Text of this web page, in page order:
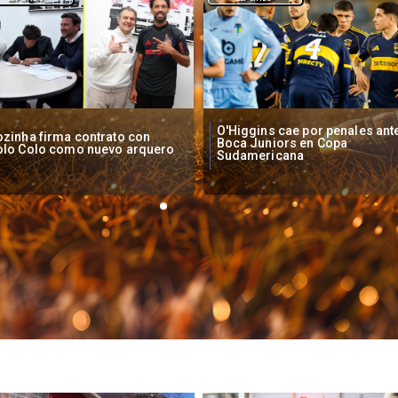
cae por penales ante
Juniors en Copa
Operadores de apuestas
piden acelerar regulación en
Chile